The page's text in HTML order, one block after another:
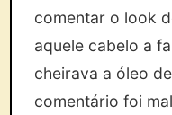
comentar o look
aquele cabelo a
cheirava a óleo
comentário foi